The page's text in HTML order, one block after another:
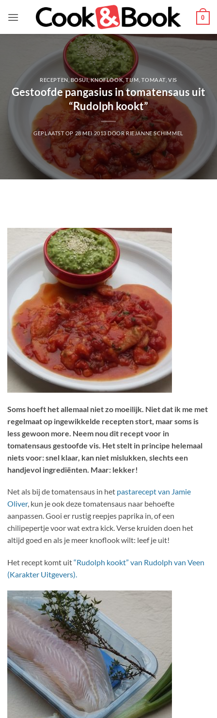
naar
0
RECEPTEN ,BOSUI,KNOFLOOK,TIJM TOMAAT ,VIS
Gestoofde pangasius in tomatensaus uit
“Rudolph kookt”
GEPLAATST OP 28 MEI 2013 DOORRIEJANNE SCHIMMEL
Soms hoeft het allemaal niet zo moeilijk. Niet dat ik me met
regelmaat op ingewikkelde recepten stort, maar soms is
less gewoon more. Neem nou dit recept voor in
tomatensaus gestoofde vis. Het stelt in principe helemaal
niets voor: snel klaar, kan niet mislukken, slechts een
handjevol ingrediënten. Maar: lekker!
Net als bij de tomatensaus in het pastarecept van Jamie
Oliver, kun je ook deze tomatensaus naar behoefte
aanpassen. Gooi er rustig reepjes paprika in, of een
chilipepertje voor wat extra kick. Verse kruiden doen het
altijd goed en als je meer knoflook wilt: leef je uit!
Het recept komt uit“Rudolph kookt” van Rudolph van Veen
(Karakter Uitgevers).